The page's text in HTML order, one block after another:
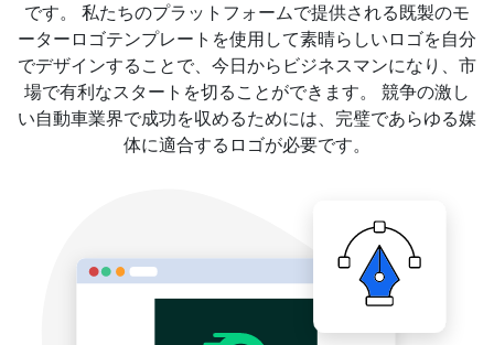
です。 私たちのプラットフォームで提供される既製のモ
ーターロゴテンプレートを使用して素晴らしいロゴを自分
でデザインすることで、今日からビジネスマンになり、市
場で有利なスタートを切ることができます。 競争の激し
い自動車業界で成功を収めるためには、完璧であらゆる媒
体に適合するロゴが必要です。